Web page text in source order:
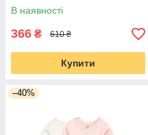
В наявності
366 ₴ 610 ₴
Купити
–40%